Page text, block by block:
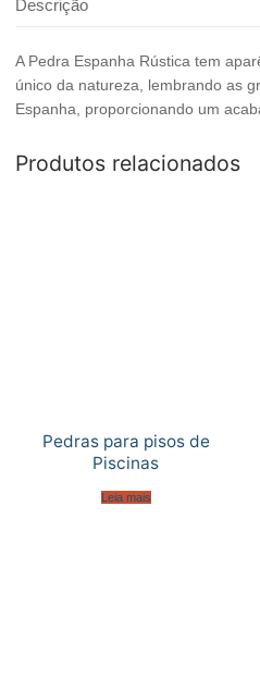
Descrição
A Pedra Espanha Rústica tem
único da natureza, lembrando as
Espanha, proporcionando um
Produtos relacionados
Pedras para pisos de
Piscinas
Leia mais